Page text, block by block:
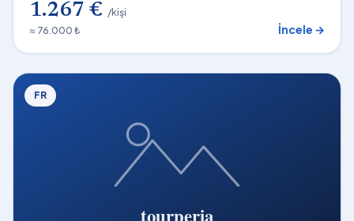
1.267 € /kişi
≈ 76.000 ₺
İncele →
FR